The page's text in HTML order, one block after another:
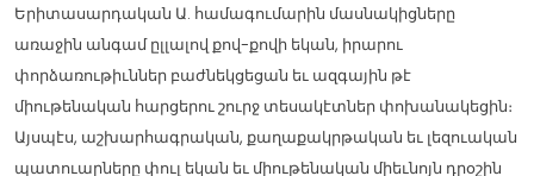
Երիտասարդական Ա. համագումարին մասնակիցները
առաջին անգամ ըլլալով քով-քովի եկան, իրարու
փորձառութիւններ բաժնեկցեցան եւ ազգային թէ
միութենական հարցերու շուրջ տեսակէտներ փոխանակեցին։
Այսպէս, աշխարհագրական, քաղաքակրթական եւ լեզուական
պատուարները փուլ եկան եւ միութենական միեւնոյն դրօշին